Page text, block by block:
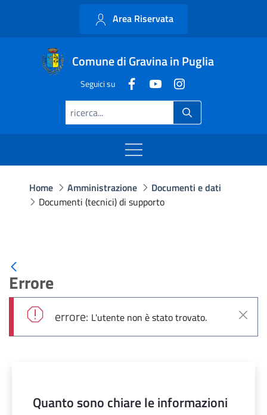
Area Riservata
Comune di Gravina in Puglia
Seguici su
Home Amministrazione
Documenti e dati
Documenti (tecnici) di supporto
Errore
Chiudi
errore: L'utente non è stato trovato.
Quanto sono chiare le informazioni